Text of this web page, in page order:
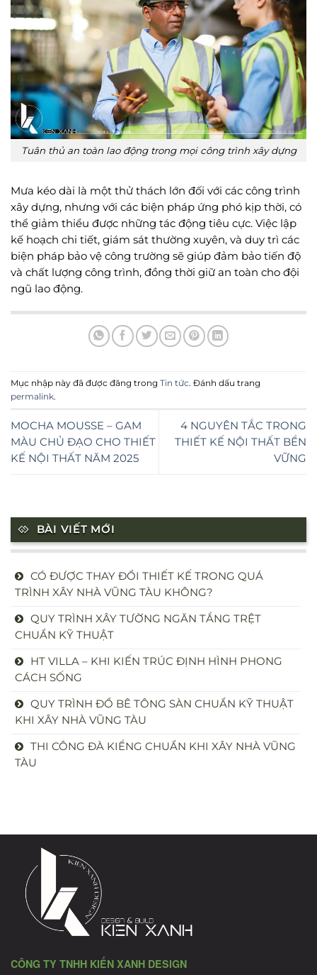
Tuân thủ an toàn lao động trong mọi công trình xây dựng
Mưa kéo dài là một thử thách lớn đối với các công trình
xây dựng, nhưng với các biện pháp ứng phó kịp thời, có
thể giảm thiểu được những tác động tiêu cực. Việc lập
kế hoạch chi tiết, giám sát thường xuyên, và duy trì các
biện pháp bảo vệ công trường sẽ giúp đảm bảo tiến độ
và chất lượng công trình, đồng thời giữ an toàn cho đội
ngũ lao động.
Mục nhập này đã được đăng trong Tin tức. Đánh dấu trang
permalink.
MOCHA MOUSSE – GAM
MÀU CHỦ ĐẠO CHO THIẾT
KẾ NỘI THẤT NĂM 2025
4 NGUYÊN TẮC TRONG
THIẾT KẾ NỘI THẤT BỀN
VỮNG
BÀI VIẾT MỚI
CÓ ĐƯỢC THAY ĐỔI THIẾT KẾ TRONG QUÁ
TRÌNH XÂY NHÀ VŨNG TÀU KHÔNG?
QUY TRÌNH XÂY TƯỜNG NGĂN TẦNG TRỆT
CHUẨN KỸ THUẬT
HT VILLA – KHI KIẾN TRÚC ĐỊNH HÌNH PHONG
CÁCH SỐNG
QUY TRÌNH ĐỔ BÊ TÔNG SÀN CHUẨN KỸ THUẬT
KHI XÂY NHÀ VŨNG TÀU
THI CÔNG ĐÀ KIỀNG CHUẨN KHI XÂY NHÀ VŨNG
TÀU
CÔNG TY TNHH KIẾN XANH DESIGN